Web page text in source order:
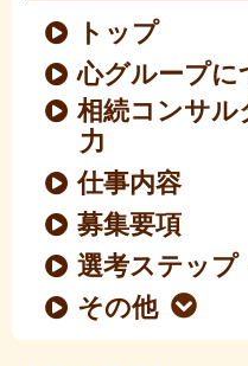
トップ
心グループに
相続コンサ
力
仕事内容
募集要項
選考ステップ
その他